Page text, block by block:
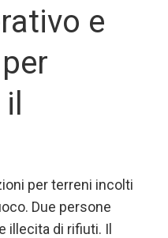
e
per terreni incolti
Due persone
illecita di rifiuti. Il